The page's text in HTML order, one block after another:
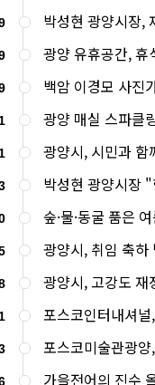
박성현 광양시장,
광양 유휴공간, 휴
백암 이경모 사진
광양 매실 스파클
광양시, 시민과 함
박성현 광양시장
숲·물·동굴 품은
광양시, 취임 축
광양시, 고강도 재
포스코인터내셔
포스코미술관광
가을전어의 진수